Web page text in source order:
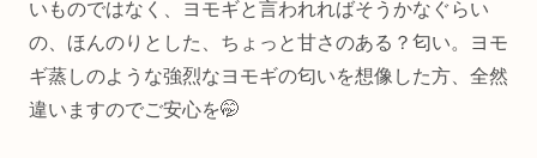
いものではなく、ヨモギと言われればそうかなぐらい
の、ほんのりとした、ちょっと甘さのある？匂い。ヨモ
ギ蒸しのような強烈なヨモギの匂いを想像した方、全然
違いますのでご安心を🤭